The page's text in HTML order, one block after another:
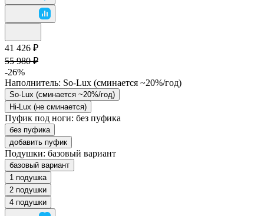
41 426 ₽
55 980 ₽
-26%
Наполнитель: So-Lux (cминается ~20%/год)
So-Lux (cминается ~20%/год)
Hi-Lux (не сминается)
Пуфик под ноги: без пуфика
без пуфика
добавить пуфик
Подушки: базовый вариант
базовый вариант
1 подушка
2 подушки
4 подушки